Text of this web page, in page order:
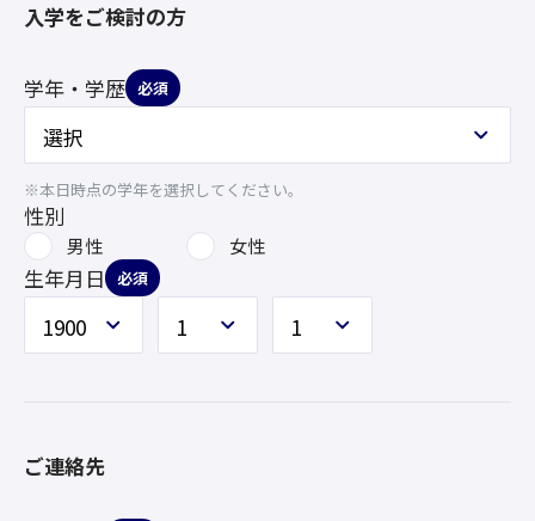
入学をご検討の方
学年・学歴 必須
※本日時点の学年を選択してください。
性別
男性 女性
生年月日 必須
ご連絡先